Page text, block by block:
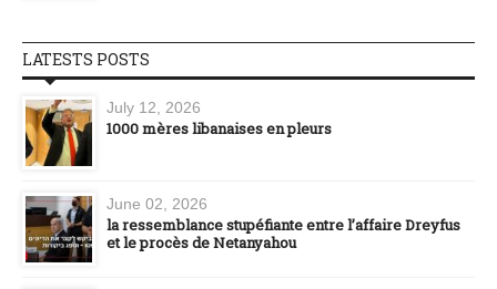
LATESTS POSTS
July 12, 2026
1000 mères libanaises en pleurs
June 02, 2026
la ressemblance stupéfiante entre l’affaire Dreyfus
et le procès de Netanyahou